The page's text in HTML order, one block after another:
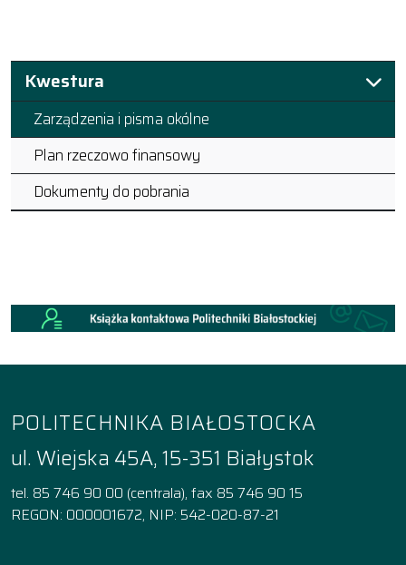
Kwestura
Zarządzenia i pisma okólne
Plan rzeczowo finansowy
Dokumenty do pobrania
POLITECHNIKA BIAŁOSTOCKA
ul. Wiejska 45A, 15-351 Białystok
tel. 85 746 90 00 (centrala), fax 85 746 90 15
REGON: 000001672, NIP: 542-020-87-21